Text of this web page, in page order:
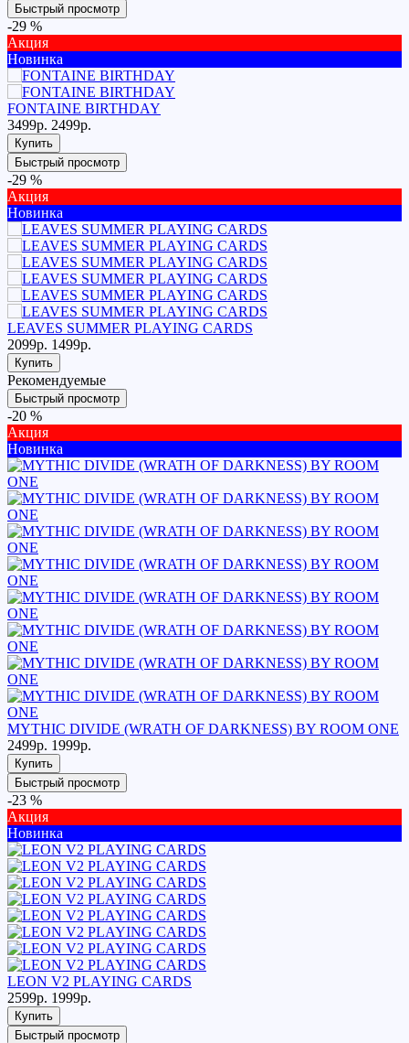
Быстрый просмотр
-29 %
Акция
Новинка
FONTAINE BIRTHDAY
3499р. 2499р.
Купить
Быстрый просмотр
-29 %
Акция
Новинка
LEAVES SUMMER PLAYING CARDS
2099р. 1499р.
Купить
Рекомендуемые
Быстрый просмотр
-20 %
Акция
Новинка
MYTHIC DIVIDE (WRATH OF DARKNESS) BY ROOM ONE
2499р. 1999р.
Купить
Быстрый просмотр
-23 %
Акция
Новинка
LEON V2 PLAYING CARDS
2599р. 1999р.
Купить
Быстрый просмотр